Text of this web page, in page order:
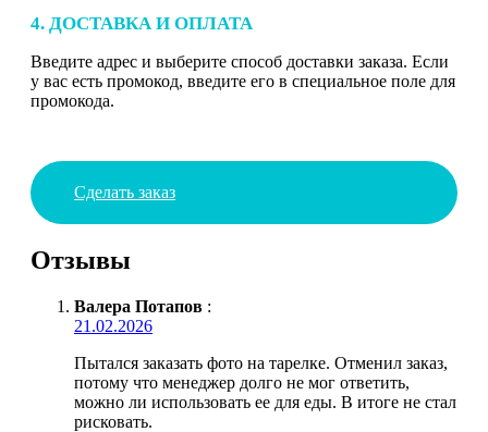
4. ДОСТАВКА И ОПЛАТА
Введите адрес и выберите способ доставки заказа. Если
у вас есть промокод, введите его в специальное поле для
промокода.
Сделать заказ
Отзывы
Валера Потапов :
21.02.2026
Пытался заказать фото на тарелке. Отменил заказ,
потому что менеджер долго не мог ответить,
можно ли использовать ее для еды. В итоге не стал
рисковать.